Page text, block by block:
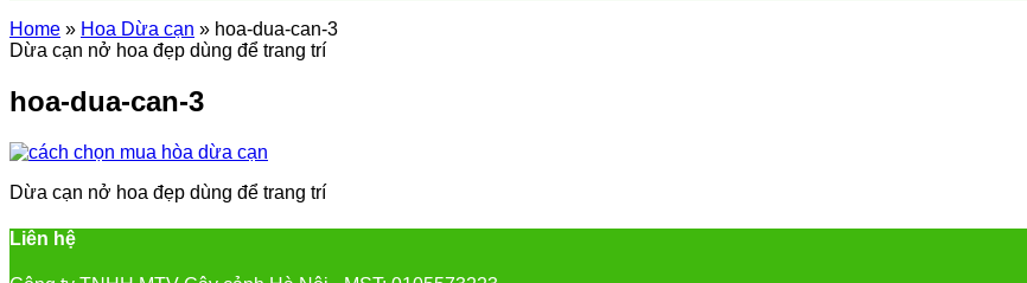
Home » Hoa Dừa cạn » hoa-dua-can-3
Dừa cạn nở hoa đẹp dùng để trang trí
hoa-dua-can-3
Dừa cạn nở hoa đẹp dùng để trang trí
Liên hệ